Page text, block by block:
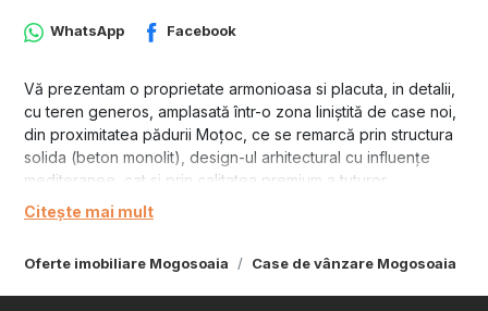
Oferte imobiliare Mogosoaia Case de vânzare Mogosoaia
WhatsApp Facebook
Vă prezentam o proprietate armonioasa si placuta, in detalii,
cu teren generos, amplasată într-o zona liniștită de case noi,
din proximitatea pădurii Moțoc, ce se remarcă prin structura
solida (beton monolit), design-ul arhitectural cu influențe
mediteranee, cat si prin calitatea premium a tuturor
materialelor folosite.
Dintre beneficiile proprietății aș enumera:
zonelor de zi - SE și SV.
- grădina este perenă, matură, îngrijită și prevăzută cu sistem
Citește mai mult